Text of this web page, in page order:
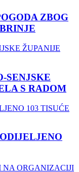
ZBOG
SENJSKE
S RADOM